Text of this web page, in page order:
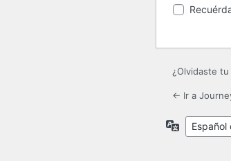
¿Olvidaste
← Ir a
Idioma